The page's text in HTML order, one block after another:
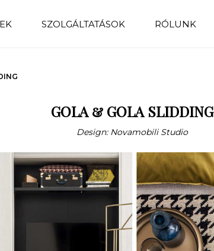
SZOLGÁLTATÁSOK RÓLUNK
GOLA & GOLA SLIDDING
Design: Novamobili Studio